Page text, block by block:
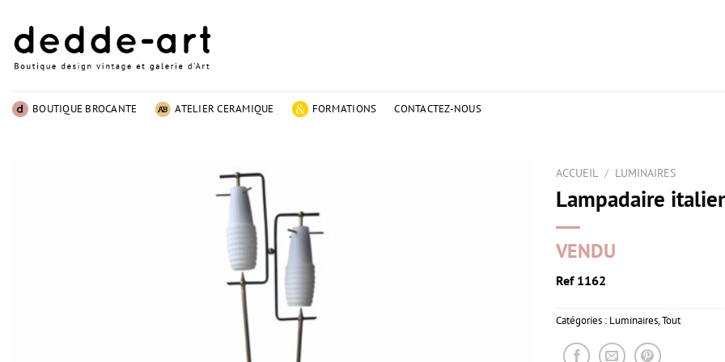
contenu
BOUTIQUE BROCANTE ATELIER CERAMIQUE FORMATIONS CONTACTEZ-NOUS
ACCUEIL / LUMINAIRES
Lampadaire
VENDU
Ref 1162
Catégories : Luminaires,Tout